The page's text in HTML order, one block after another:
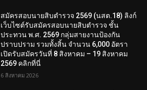
สมัครสอบนายสิบตำรวจ 2569 (นสต.18) ลิงก์
เว็บไซต์รับสมัครสอบนายสิบตำรวจ ชั้น
ประทวน พ.ศ. 2569 กลุ่มสายงานป้องกัน
ปราบปราม รวมทั้งสิ้น จำนวน 6,000 อัตรา
เปิดรับสมัครวันที่ 8 สิงหาคม – 19 สิงหาคม
2569 คลิกที่นี่
6 สิงหาคม 2026